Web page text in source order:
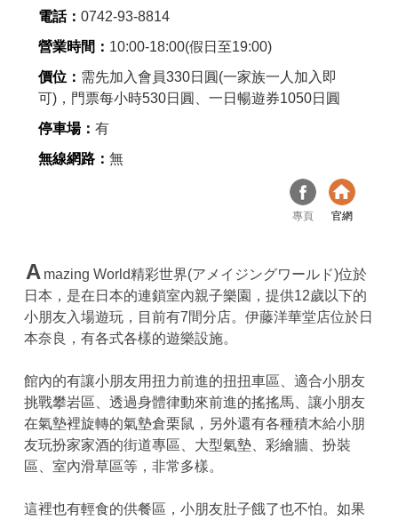
電話： 0742-93-8814
營業時間： 10:00-18:00(假日至19:00)
價位： 需先加入會員330日圓(一家族一人加入即
可)，門票每小時530日圓、一日暢遊券1050日圓
停車場： 有
無線網路： 無
專頁 官網
A mazing World精彩世界(アメイジングワールド)位於
日本，是在日本的連鎖室內親子樂園，提供12歲以下的
小朋友入場遊玩，目前有7間分店。伊藤洋華堂店位於日
本奈良，有各式各樣的遊樂設施。
館內的有讓小朋友用扭力前進的扭扭車區、適合小朋友
挑戰攀岩區、透過身體律動來前進的搖搖馬、讓小朋友
在氣墊裡旋轉的氣墊倉栗鼠，另外還有各種積木給小朋
友玩扮家家酒的街道專區、大型氣墊、彩繪牆、扮裝
區、室內滑草區等，非常多樣。
這裡也有輕食的供餐區，小朋友肚子餓了也不怕。如果